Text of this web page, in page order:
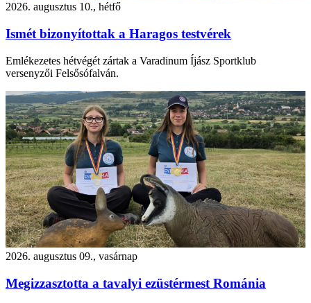
2026. augusztus 10., hétfő
Ismét bizonyítottak a Haragos testvérek
Emlékezetes hétvégét zártak a Varadinum Íjász Sportklub
versenyzői Felsősófalván.
2026. augusztus 09., vasárnap
Megizzasztotta a tavalyi ezüstérmest Románia